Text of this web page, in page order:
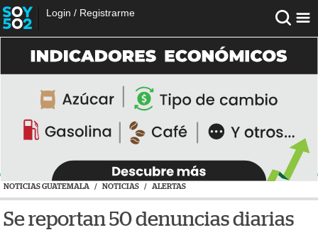
Login / Registrarme
NOTICIAS GUATEMALA / NOTICIAS / ALERTAS
Se reportan 50 denuncias diarias